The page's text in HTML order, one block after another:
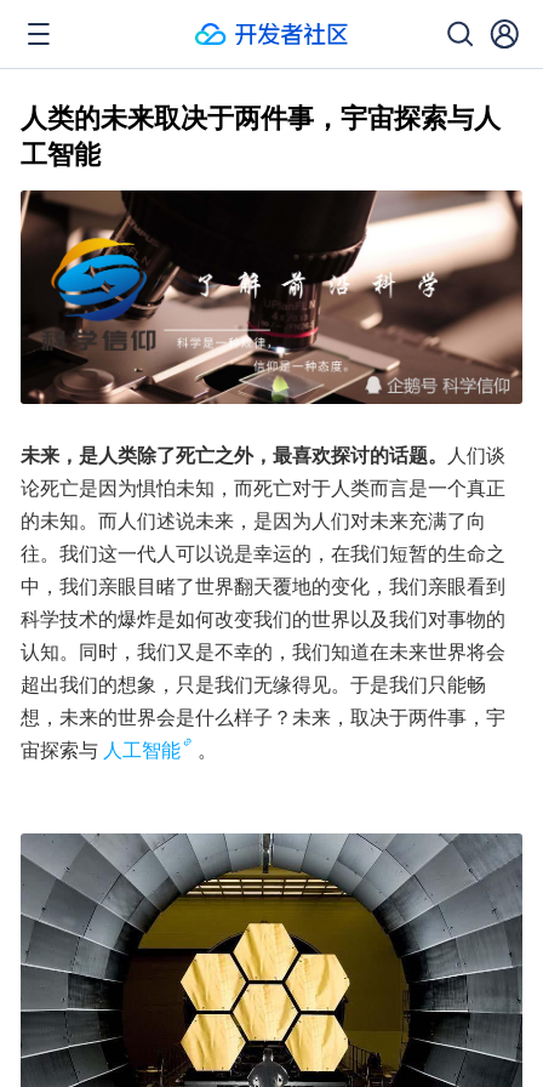
人类的未来取决于两件事，宇宙探索与人
工智能
未来，是人类除了死亡之外，最喜欢探讨的话题。 人们谈
论死亡是因为惧怕未知，而死亡对于人类而言是一个真正
的未知。而人们述说未来，是因为人们对未来充满了向
往。我们这一代人可以说是幸运的，在我们短暂的生命之
中，我们亲眼目睹了世界翻天覆地的变化，我们亲眼看到
科学技术的爆炸是如何改变我们的世界以及我们对事物的
认知。同时，我们又是不幸的，我们知道在未来世界将会
超出我们的想象，只是我们无缘得见。于是我们只能畅
想，未来的世界会是什么样子？未来，取决于两件事，宇
宙探索与 人工智能 。